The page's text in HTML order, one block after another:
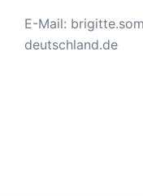
E-Mail:
deutschland.de